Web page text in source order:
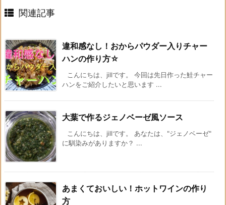
関連記事
違和感なし！おからパウダー入りチャー
ハンの作り方☆
こんにちは、jillです。 今回は先日作った鮭チャー
ハンをご紹介したいと思います ...
大葉で作るジェノベーゼ風ソース
こんにちは、jillです。 あなたは、"ジェノベーゼ"
に馴染みがありますか？ ...
あまくておいしい！ホットワインの作り
方